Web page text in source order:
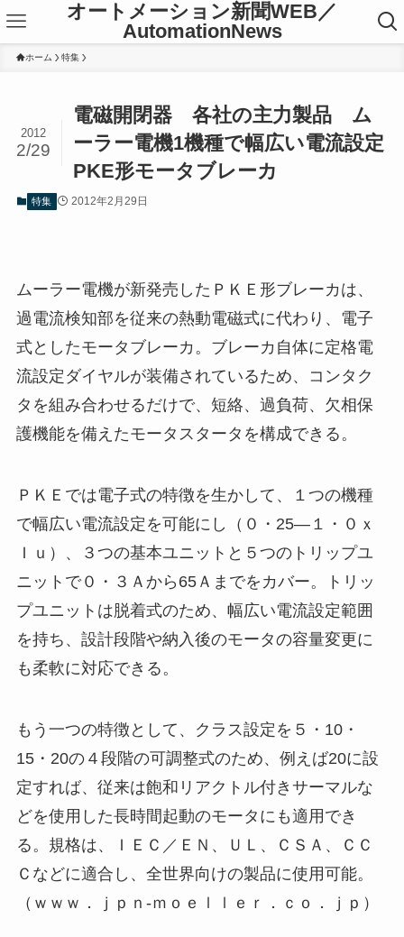
オートメーション新聞WEB／
AutomationNews
ホーム 特集
電磁開閉器 各社の主力製品 ム
ーラー電機1機種で幅広い電流設定
PKE形モータブレーカ
2012
2/29
特集 2012年2月29日
ムーラー電機が新発売したＰＫＥ形ブレーカは、
過電流検知部を従来の熱動電磁式に代わり、電子
式としたモータブレーカ。ブレーカ自体に定格電
流設定ダイヤルが装備されているため、コンタク
タを組み合わせるだけで、短絡、過負荷、欠相保
護機能を備えたモータスタータを構成できる。
ＰＫＥでは電子式の特徴を生かして、１つの機種
で幅広い電流設定を可能にし（０・25―１・０ｘ
Ｉｕ）、３つの基本ユニットと５つのトリップユ
ニットで０・３Ａから65Ａまでをカバー。トリッ
プユニットは脱着式のため、幅広い電流設定範囲
を持ち、設計段階や納入後のモータの容量変更に
も柔軟に対応できる。
もう一つの特徴として、クラス設定を５・10・
15・20の４段階の可調整式のため、例えば20に設
定すれば、従来は飽和リアクトル付きサーマルな
どを使用した長時間起動のモータにも適用でき
る。規格は、ＩＥＣ／ＥＮ、ＵＬ、ＣＳＡ、ＣＣ
Ｃなどに適合し、全世界向けの製品に使用可能。
（ｗｗｗ．ｊｐｎ‐ｍｏｅｌｌｅｒ．ｃｏ．ｊｐ）